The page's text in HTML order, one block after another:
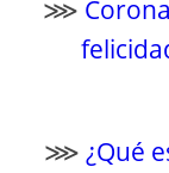
⋙
⋙ ¿Qué